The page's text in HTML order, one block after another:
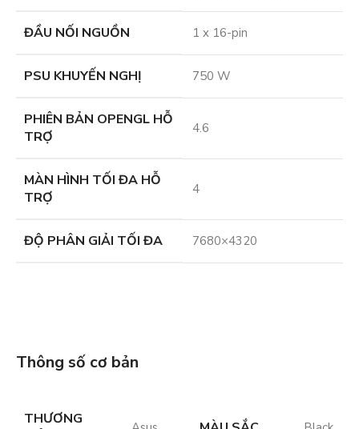
ĐẦU NỐI NGUỒN 1 x 16-pin
PSU KHUYẾN NGHỊ 750 W
PHIÊN BẢN OPENGL HỖ
TRỢ
4.6
MÀN HÌNH TỐI ĐA HỖ
TRỢ
4
ĐỘ PHÂN GIẢI TỐI ĐA 7680×4320
Thông số cơ bản
THƯƠNG